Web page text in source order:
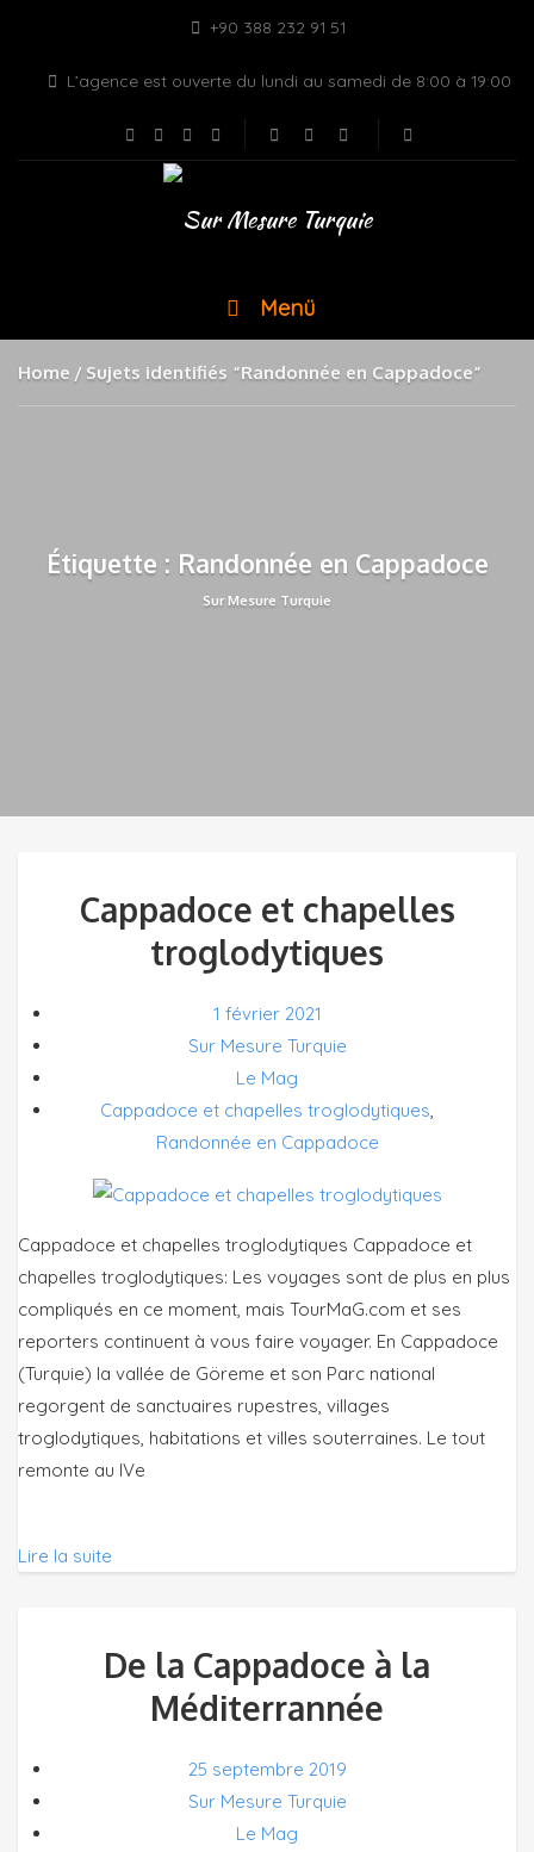
+90 388 232 91 51
L’agence est ouverte du lundi au samedi de 8:00 à 19:00
Menü
Home Sujets identifiés “Randonnée en Cappadoce”
Étiquette : Randonnée en Cappadoce
Sur Mesure Turquie
Cappadoce et chapelles
troglodytiques
1 février 2021
Sur Mesure Turquie
Le Mag
Cappadoce et chapelles troglodytiques,
Randonnée en Cappadoce
Cappadoce et chapelles troglodytiques Cappadoce et
chapelles troglodytiques: Les voyages sont de plus en plus
compliqués en ce moment, mais TourMaG.com et ses
reporters continuent à vous faire voyager. En Cappadoce
(Turquie) la vallée de Göreme et son Parc national
regorgent de sanctuaires rupestres, villages
troglodytiques, habitations et villes souterraines. Le tout
remonte au IVe
Lire la suite
De la Cappadoce à la
Méditerrannée
25 septembre 2019
Sur Mesure Turquie
Le Mag